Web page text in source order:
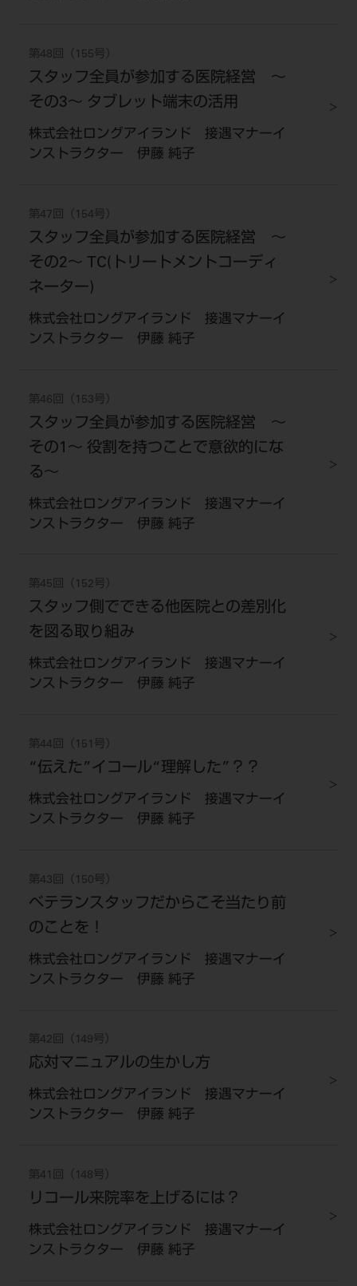
第48回（155号）
スタッフ全員が参加する医院経営 ～
その3～ タブレット端末の活用
株式会社ロングアイランド 接遇マナーイ
ンストラクター 伊藤 純子
第47回（154号）
スタッフ全員が参加する医院経営 ～
その2～ TC(トリートメントコーディ
ネーター)
株式会社ロングアイランド 接遇マナーイ
ンストラクター 伊藤 純子
第46回（153号）
スタッフ全員が参加する医院経営 ～
その1～ 役割を持つことで意欲的にな
る～
株式会社ロングアイランド 接遇マナーイ
ンストラクター 伊藤 純子
第45回（152号）
スタッフ側でできる他医院との差別化
を図る取り組み
株式会社ロングアイランド 接遇マナーイ
ンストラクター 伊藤 純子
第44回（151号）
“伝えた”イコール“理解した”？？
株式会社ロングアイランド 接遇マナーイ
ンストラクター 伊藤 純子
第43回（150号）
ベテランスタッフだからこそ当たり前
のことを！
株式会社ロングアイランド 接遇マナーイ
ンストラクター 伊藤 純子
第42回（149号）
応対マニュアルの生かし方
株式会社ロングアイランド 接遇マナーイ
ンストラクター 伊藤 純子
第41回（148号）
リコール来院率を上げるには？
株式会社ロングアイランド 接遇マナーイ
ンストラクター 伊藤 純子